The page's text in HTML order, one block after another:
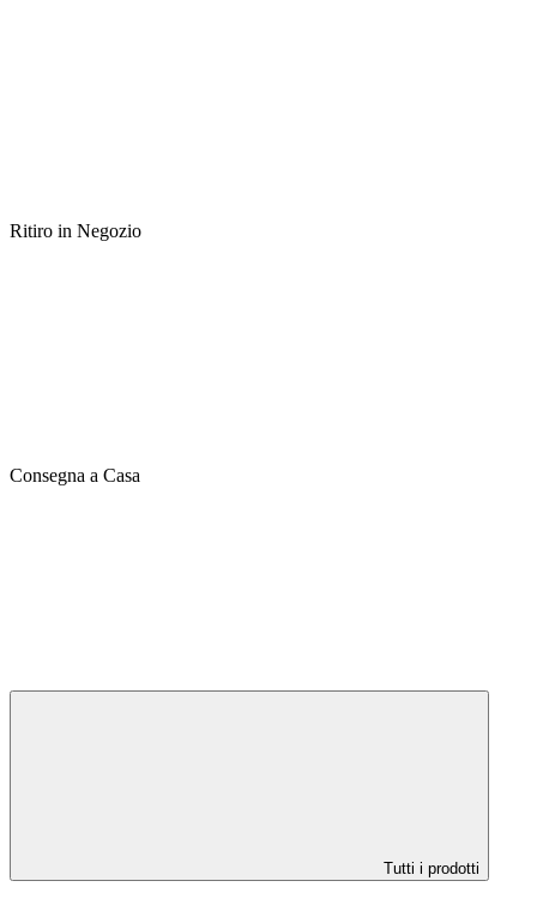
Ritiro in Negozio
Consegna a Casa
Tutti i prodotti